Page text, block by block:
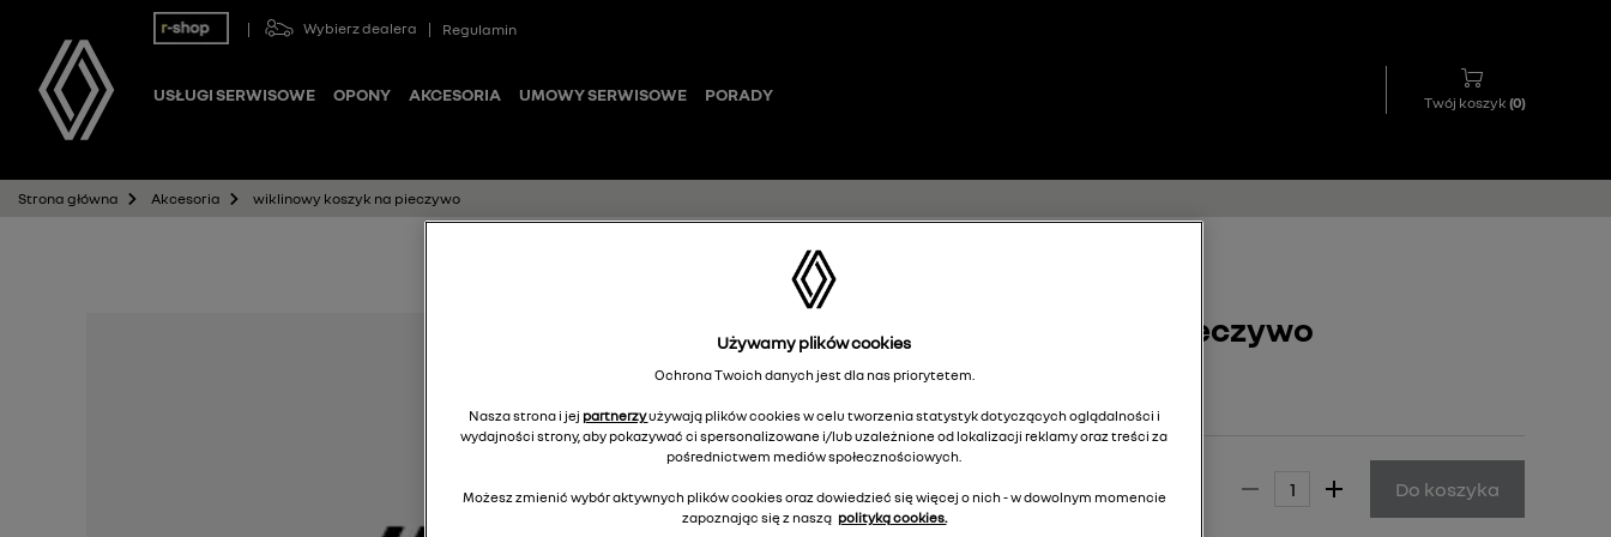
Wybierz dealera Regulamin
USŁUGI SERWISOWE OPONY AKCESORIA UMOWY SERWISOWE PORADY Twój koszyk (0)
Strona główna Akcesoria wiklinowy koszyk na pieczywo
wiklinowy koszyk na pieczywo
7717277628
Cena rekomendowana: 769,00 zł Do koszyka
Używamy plików cookies
Ochrona Twoich danych jest dla nas priorytetem.
Nasza strona i jej partnerzyużywają plików cookies w celu tworzenia statystyk dotyczących oglądalności i
wydajności strony, aby pokazywać ci spersonalizowane i/lub uzależnione od lokalizacji reklamy oraz treści za
pośrednictwem mediów społecznościowych.
Możesz zmienić wybór aktywnych plików cookies oraz dowiedzieć się więcej o nich - w dowolnym momencie
zapoznając się z naszą polityką cookies.